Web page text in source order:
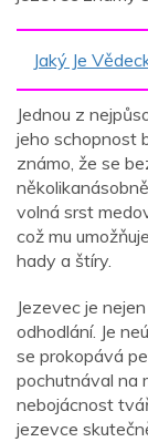
Jaký Je
Jednou z
jeho schopnost
známo, že se
volná srst
což mu
hady a štíry.
Jezevec je
odhodlání. Je
se prokopává
pochutnával na
nebojácnost
jezevce